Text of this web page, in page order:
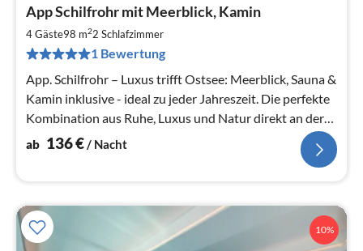
App Schilfrohr mit Meerblick, Kamin
4 Gäste98 m22 Schlafzimmer
1 Bewertung
App. Schilfrohr – Luxus trifft Ostsee: Meerblick, Sauna &
Kamin inklusive - ideal zu jeder Jahreszeit. Die perfekte
Kombination aus Ruhe, Luxus und Natur direkt an der
Ostsee.
ab 136€/ Nacht
10%